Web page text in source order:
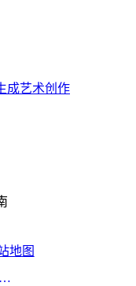
成艺术创作
地图
黑公网安备23060302000213号